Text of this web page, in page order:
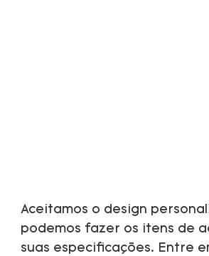
Aceitamos o design
podemos fazer os itens de
suas especificações. Entre